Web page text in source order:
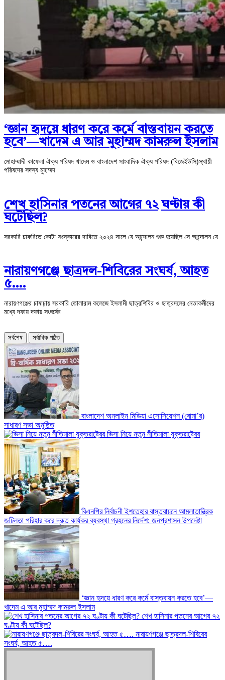
‘জ্ঞান হৃদয়ে ধারণ করে কর্মে বাস্তবায়ন করতে
হবে’—খাদেম এ আর মুহাম্মদ কামরুল ইসলাম
মোহাম্মাদী কাফেলা ঐক্য পরিষদ খাদেম ও বাংলাদেশ সাংবাদিক ঐক্য পরিষদ (বিজেইউসি)স্থায়ী
পরিষদের সদস্য মুহাম্মদ
শেখ হাসিনার পতনের আগের ৭২ ঘণ্টায় কী
ঘটেছিল?
সরকারি চাকরিতে কোটা সংস্কারের দাবিতে ২০২৪ সালে যে আন্দোলন শুরু হয়েছিল সে আন্দোলন যে
‎নারায়ণগঞ্জে ছাত্রদল-শিবিরের সংঘর্ষ, আহত
৫….
নারায়ণগঞ্জের চাষাঢ়ায় সরকারি তোলারাম কলেজে ইসলামী ছাত্রশিবির ও ছাত্রদলের নেতাকর্মীদের
মধ্যে দফায় দফায় সংঘর্ষের
সর্বশেষ সর্বাধিক পঠিত
বাংলাদেশ অনলাইন মিডিয়া এসোসিয়েশন (বোমা’র)
সাধারণ সভা অনুষ্ঠিত
ভিসা নিয়ে নতুন নীতিমালা যুক্তরাষ্ট্রের
বিএনপির নির্বাচনী ইশতেহার বাস্তবায়নে আমলাতান্ত্রিক
জটিলতা পরিহার করে দ্রুত কার্যকর ব্যবস্থা গ্রহনের নির্দেশ: জনপ্রশাসন উপদেষ্টা
‘জ্ঞান হৃদয়ে ধারণ করে কর্মে বাস্তবায়ন করতে হবে’—
খাদেম এ আর মুহাম্মদ কামরুল ইসলাম
শেখ হাসিনার পতনের আগের ৭২
ঘণ্টায় কী ঘটেছিল?
‎নারায়ণগঞ্জে ছাত্রদল-শিবিরের
সংঘর্ষ, আহত ৫….